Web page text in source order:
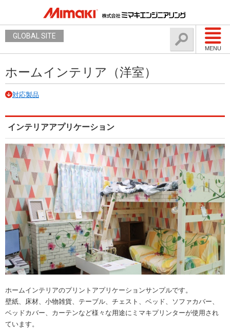
MENU
GLOBAL SITE
ホームインテリア（洋室）
対応製品
インテリアアプリケーション
ホームインテリアのプリントアプリケーションサンプルです。
壁紙、床材、小物雑貨、テーブル、チェスト、ベッド、ソファカバー、
ベッドカバー、カーテンなど様々な用途にミマキプリンターが使用され
ています。